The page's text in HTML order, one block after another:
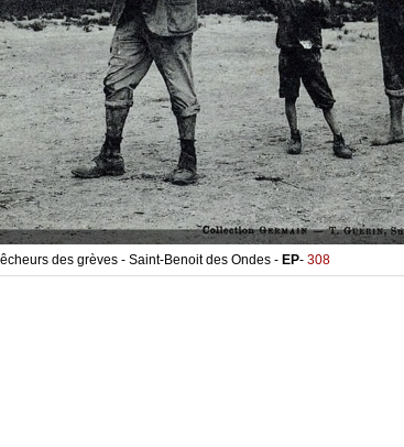
des grèves - Saint-Benoit des Ondes - EP-308